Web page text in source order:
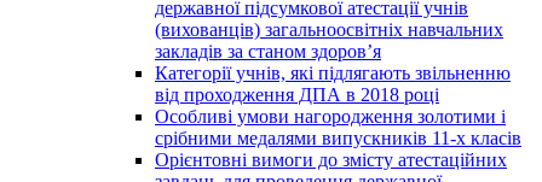
державної підсумкової атестації учнів
(вихованців) загальноосвітніх навчальних
закладів за станом здоров’я
Категорії учнів, які підлягають звільненню
від проходження ДПА в 2018 році
Особливі умови нагородження золотими і
срібними медалями випускників 11-х класів
Орієнтовні вимоги до змісту атестаційних